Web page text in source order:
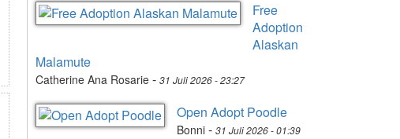
Free
Adoption
Alaskan
Malamute
Catherine Ana Rosarie - 31 Juli 2026 - 23:27
Open Adopt Poodle
Bonni - 31 Juli 2026 - 01:39